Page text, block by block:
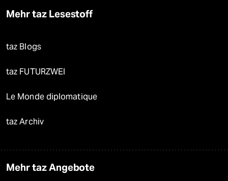
Mehr taz Lesestoff
taz Blogs
taz FUTURZWEI
Le Monde diplomatique
taz Archiv
Mehr taz Angebote